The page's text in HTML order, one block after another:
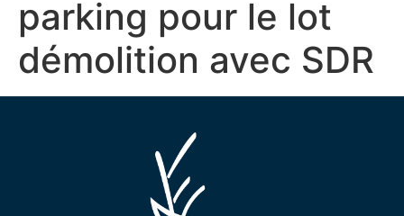
parking pour le lot
démolition avec SDR